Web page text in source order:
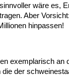
wäre es,
Aber
hinpassen!
exemplarisch an
der